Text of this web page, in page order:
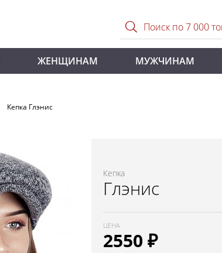
ЖЕНЩИНАМ МУЖЧИНАМ
Кепка Глэнис
Кепка
Глэнис
ЦЕНА
2550 ₽